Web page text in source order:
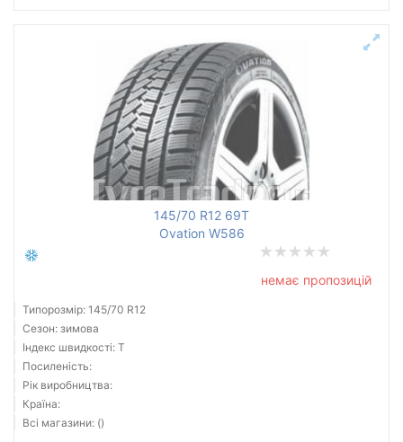
145/70 R12 69T
Ovation W586
немає пропозицій
Типорозмір: 145/70 R12
Сезон: зимова
Індекс швидкості: T
Посиленість:
Рік виробництва:
Країна:
Всі магазини: ()